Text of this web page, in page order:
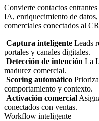
Convierte contactos
IA, enriquecimiento de
comerciales conectados al
Captura inteligente Leads
portales y canales digitales.
Detección de intención La
madurez comercial.
Scoring automático
comportamiento y contexto.
Activación comercial
conectados con ventas.
Workflow inteligente